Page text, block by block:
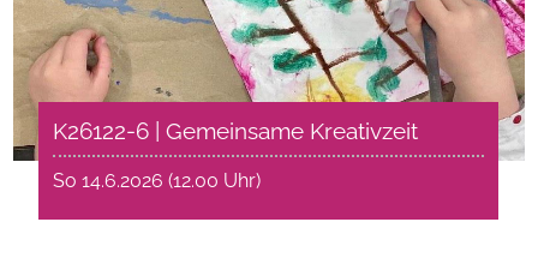
K26122-6 | Gemeinsame Kreativzeit
So 14.6.2026 (12.00 Uhr)